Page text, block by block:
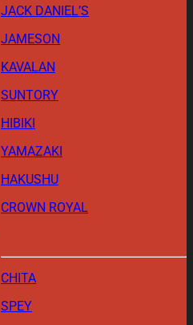
JACK DANIEL’S
JAMESON
KAVALAN
SUNTORY
HIBIKI
YAMAZAKI
HAKUSHU
CROWN ROYAL
CHITA
SPEY